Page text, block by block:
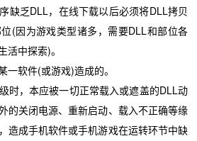
乏DLL，在线下载以后必须将DLL拷贝
(因为游戏类型诸多，需要DLL和部位各
活中探索)。
软件(或游戏)造成的。
时，本应被一切正常载入或遮盖的DLL动
的关闭电源、重新启动、载入不正确等缘
造成手机软件或手机游戏在运转环节中缺